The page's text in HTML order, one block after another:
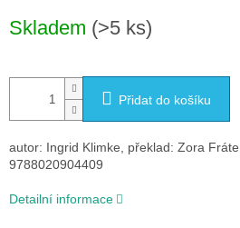
cena:
Skladem (>5 ks)
Přidat do košíku
autor: Ingrid Klimke, překlad: Zora
9788020904409
Detailní informace